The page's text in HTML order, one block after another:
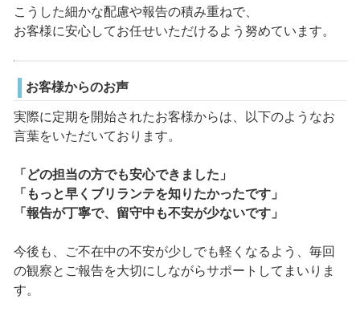
こうした細かな配慮や報告の積み重ねで、
お客様に安心してお任せいただけるよう努めています。
お客様からのお声
実際に定期を開始されたお客様からは、以下のようなお
言葉をいただいております。
「どの担当の方でも安心できました」
「もっと早くブリランテを知りたかったです」
「報告が丁寧で、留守中も不安が少ないです」
今後も、ご不在中の不安が少しでも軽くなるよう、毎回
の観察とご報告を大切にしながらサポートしてまいりま
す。